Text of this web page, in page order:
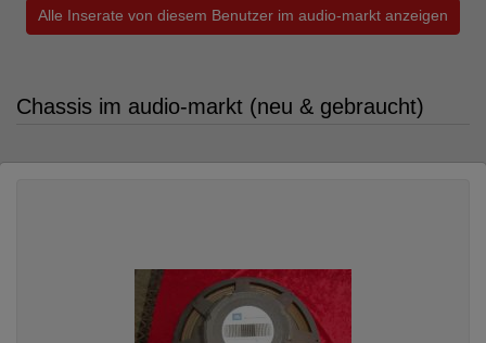
Alle Inserate von diesem Benutzer im audio-markt anzeigen
Chassis im audio-markt (neu & gebraucht)